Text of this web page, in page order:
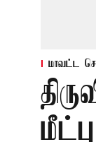
மாவட்ட